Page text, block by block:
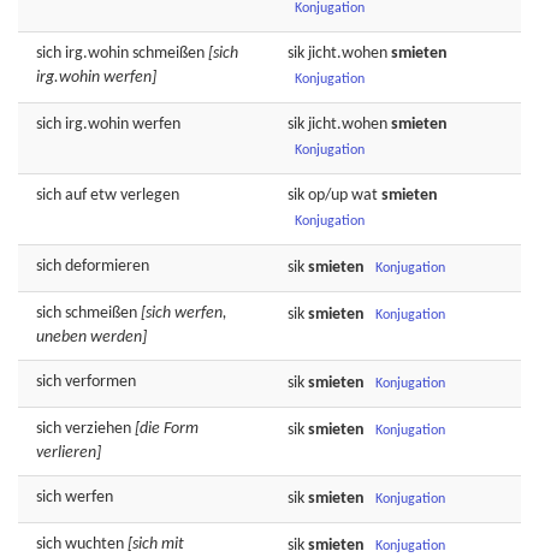
Konjugation
sich irg.wohin schmeißen [sich
irg.wohin werfen]
sik jicht.wohen smieten
Konjugation
sich irg.wohin werfen sik jicht.wohen smieten
Konjugation
sich auf etw verlegen sik op/up wat smieten
Konjugation
sich deformieren sik smieten Konjugation
sich schmeißen [sich werfen,
uneben werden]
sik smieten Konjugation
sich verformen sik smieten Konjugation
sich verziehen [die Form
verlieren]
sik smieten Konjugation
sich werfen sik smieten Konjugation
sich wuchten [sich mit
sik smieten Konjugation